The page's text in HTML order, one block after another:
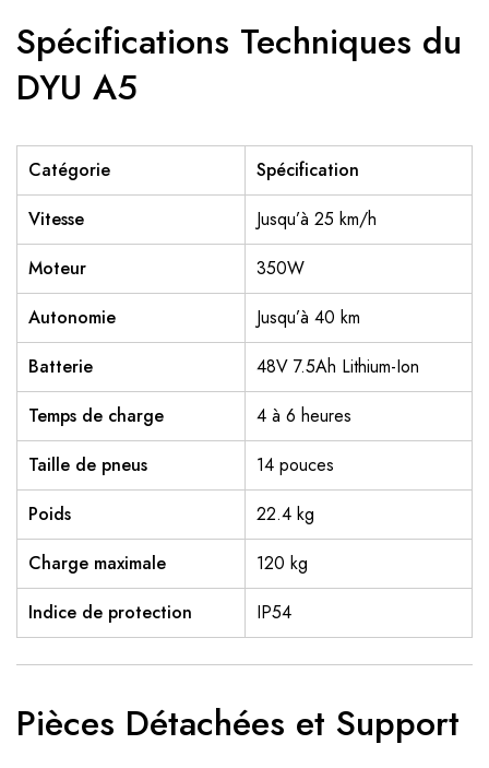
Spécifications Techniques du
DYU A5
Catégorie
Spécification
Vitesse
Jusqu’à 25 km/h
Moteur
350W
Autonomie
Jusqu’à 40 km
Batterie
48V 7.5Ah Lithium-Ion
Temps de charge
4 à 6 heures
Taille de pneus
14 pouces
Poids
22.4 kg
Charge maximale
120 kg
Indice de protection
IP54
Pièces Détachées et Support